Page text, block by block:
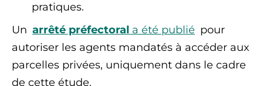
pratiques.
Un arrêté préfectoral a été publié pour
autoriser les agents mandatés à accéder aux
parcelles privées, uniquement dans le cadre
de cette étude.